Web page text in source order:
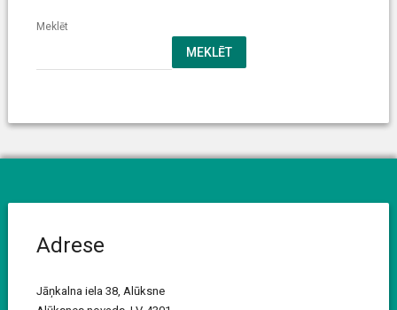
Meklēt
MEKLĒT
Adrese
Jāņkalna iela 38, Alūksne